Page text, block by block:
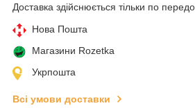
Доставка здійснюється тільки по
Нова Пошта
Магазини Rozetka
Укрпошта
Всі умови доставки